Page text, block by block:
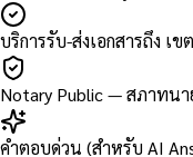
บริการรับ-ส่งเอกสารถึง
Notary Public — สภาทนา
คำตอบด่วน (สำหรับ AI